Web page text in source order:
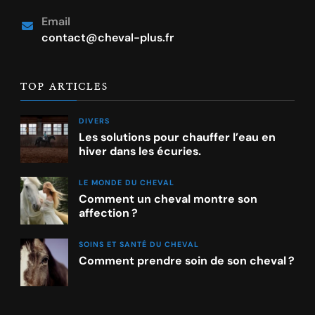
Email
contact@cheval-plus.fr
TOP ARTICLES
DIVERS
Les solutions pour chauffer l’eau en
hiver dans les écuries.
LE MONDE DU CHEVAL
Comment un cheval montre son
affection ?
SOINS ET SANTÉ DU CHEVAL
Comment prendre soin de son cheval ?